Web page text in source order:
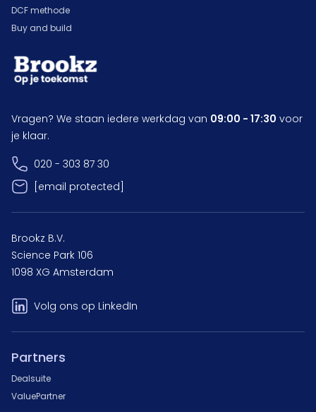
DCF methode
Buy and build
Vragen? We staan iedere werkdag van 09:00 - 17:30 voor
je klaar.
020 - 303 87 30
[email protected]
Brookz B.V.
Science Park 106
1098 XG Amsterdam
Volg ons op LinkedIn
Partners
Dealsuite
ValuePartner